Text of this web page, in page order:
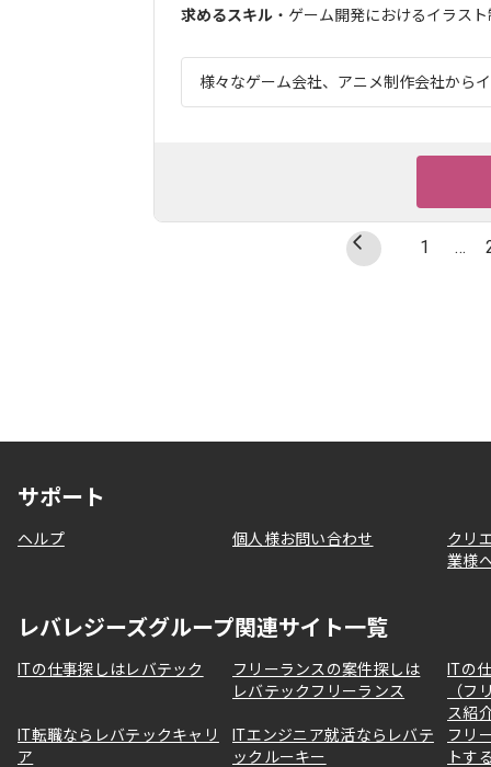
求めるスキル ・ゲーム開発におけるイラス
様々なゲーム会社、アニメ制作会社から
1 …
サポート
ヘルプ 個人様お問い合わせ
クリ
業様
レバレジーズグループ関連サイト一覧
ITの仕事探しはレバテック
フリーランスの案件探しは
レバテックフリーランス
ITの
（フ
ス紹
IT転職ならレバテックキャリ
ア
ITエンジニア就活ならレバテ
ックルーキー
フリ
トす